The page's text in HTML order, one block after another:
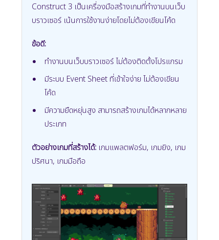
Construct 3 เป็นเครื่องมือสร้างเกมที่ทำงานบนเว็บ
บราวเซอร์ เน้นการใช้งานง่ายโดยไม่ต้องเขียนโค้ด
ข้อดี:
ทำงานบนเว็บบราวเซอร์ ไม่ต้องติดตั้งโปรแกรม
มีระบบ Event Sheet ที่เข้าใจง่าย ไม่ต้องเขียน
โค้ด
มีความยืดหยุ่นสูง สามารถสร้างเกมได้หลากหลาย
ประเภท
ตัวอย่างเกมที่สร้างได้: เกมแพลตฟอร์ม, เกมยิง, เกม
ปริศนา, เกมมือถือ